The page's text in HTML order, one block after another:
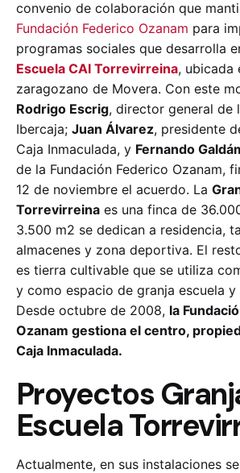
convenio de colaboración que
Fundación Federico Ozanam para
programas sociales que desarrolla
Escuela CAI Torrevirreina, ubicada
zaragozano de Movera. Con este
Rodrigo Escrig, director general de
Ibercaja; Juan Álvarez, presidente
Caja Inmaculada, y Fernando
de la Fundación Federico Ozanam,
12 de noviembre el acuerdo. La
Torrevirreina es una finca de
3.500 m2 se dedican a residencia,
almacenes y zona deportiva. El
es tierra cultivable que se utiliza
y como espacio de granja escuela
Desde octubre de 2008, la
Ozanam gestiona el centro,
Caja Inmaculada.
Proyectos
Escuela
Actualmente, en sus instalaciones